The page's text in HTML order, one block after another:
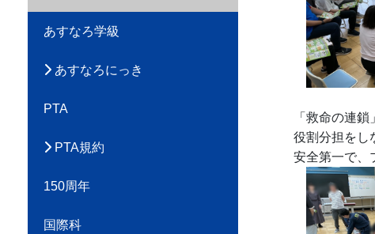
あすなろ学級
あすなろにっき
PTA
PTA規約
150周年
国際科
「救命の連
役割分担をし
安全第一で、